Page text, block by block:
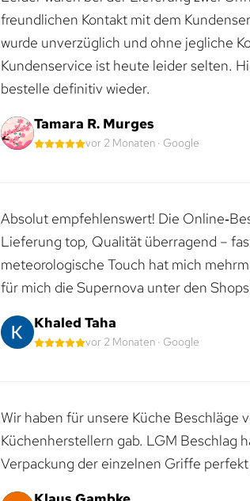
freundlichen Kontakt mit dem
wurde unverzüglich und ohne jegliche
Kundenservice ist heute leider selten.
bestelle definitiv wieder.
Tamara R. Murges
vor 2 Monaten · Google
Absolut empfehlenswert! Die
Lieferung top, Qualität überragend –
meteorologische Touch hat mich
für mich die Supernova unter den
Khaled Taha
vor 2 Monaten · Google
Wir haben für unsere Küche Beschläge
Küchenherstellern gab. LGM Beschlag
Verpackung der einzelnen Griffe perfekt